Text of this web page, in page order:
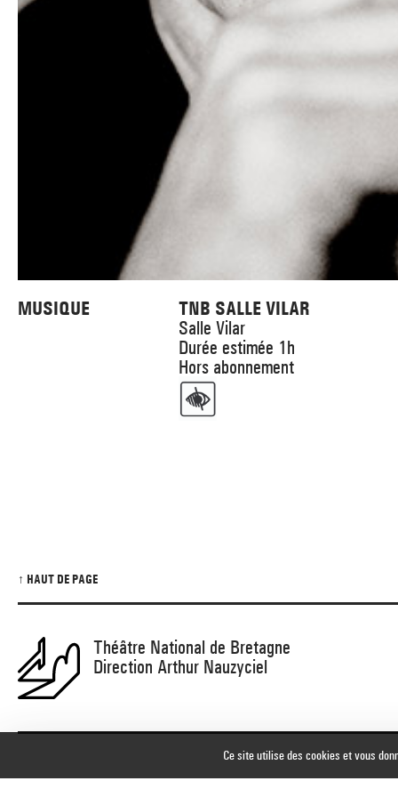
_ TNB SOLIDAIRE
_ TNB ÉCO-RESPONSABLE
_ ARCHIVES ET RESSOURCES
_ PROMOTIONS
_ NOUS SOUTENIR
_ CONTACTS ET INFOS PRATIQUES
_ SOUTENEZ LE FESTIVAL TNB
_ EMPLOIS / STAGES
MUSIQUE
TNB SALLE VILAR
Salle Vilar
Durée estimée 1h
Hors abonnement
↑ HAUT DE PAGE
Théâtre National de Bretagne
Direction Arthur Nauzyciel
Ce site utilise des cookies et vous